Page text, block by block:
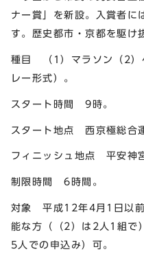
ナー賞」を新設。入賞者に
す。歴史都市・京都を駆け
種目 （1）マラソン（2）
レー形式）。
スタート時間 9時。
スタート地点 西京極総合
フィニッシュ地点 平安神
制限時間 6時間。
対象 平成12年4月1日以前
能な方（（2）は2人1組で
5人での申込み）可。